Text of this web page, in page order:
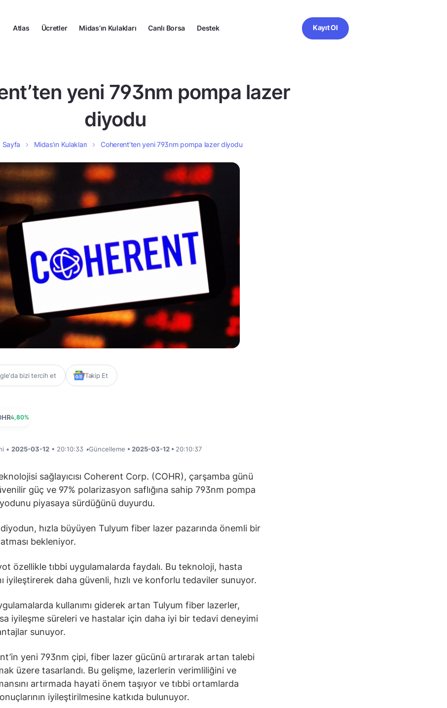
Atlas Ücretler Midas’ın Kulakları Canlı Borsa Destek Kayıt Ol
yeni 793nm pompa lazer
diyodu
Sayfa Midas’ın Kulakları Coherent’ten yeni 793nm pompa lazer diyodu
bizi tercih et Takip Et
4,80%
• 2025-03-12 • 20:10:33 •Güncelleme • 2025-03-12 • 20:10:37
sağlayıcısı Coherent Corp. (COHR), çarşamba günü
güç ve 97% polarizasyon saflığına sahip 793nm pompa
piyasaya sürdüğünü duyurdu.
hızla büyüyen Tulyum fiber lazer pazarında önemli bir
bekleniyor.
özellikle tıbbi uygulamalarda faydalı. Bu teknoloji, hasta
iyileştirerek daha güvenli, hızlı ve konforlu tedaviler sunuyor.
kullanımı giderek artan Tulyum fiber lazerler,
iyileşme süreleri ve hastalar için daha iyi bir tedavi deneyimi
sunuyor.
yeni 793nm çipi, fiber lazer gücünü artırarak artan talebi
üzere tasarlandı. Bu gelişme, lazerlerin verimliliğini ve
artırmada hayati önem taşıyor ve tıbbi ortamlarda
iyileştirilmesine katkıda bulunuyor.